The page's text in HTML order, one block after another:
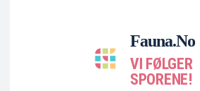
Fauna.no
VI FØLGER
SPORENE!